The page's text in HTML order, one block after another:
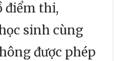
điểm thi,
sinh cùng
được phép